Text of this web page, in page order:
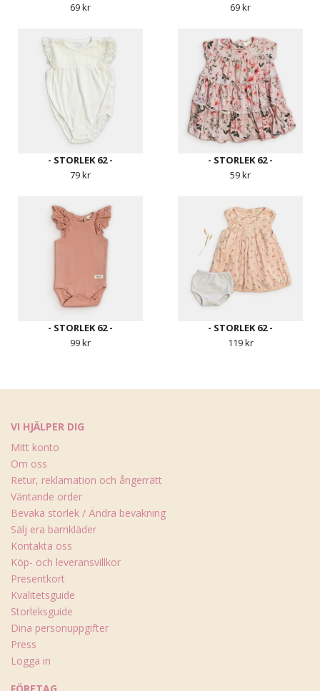
69 kr
69 kr
- STORLEK 62 -
79 kr
- STORLEK 62 -
59 kr
- STORLEK 62 -
99 kr
- STORLEK 62 -
119 kr
VI HJÄLPER DIG
Mitt konto
Om oss
Retur, reklamation och ångerrätt
Väntande order
Bevaka storlek / Ändra bevakning
Sälj era barnkläder
Kontakta oss
Köp- och leveransvillkor
Presentkort
Kvalitetsguide
Storleksguide
Dina personuppgifter
Press
Logga in